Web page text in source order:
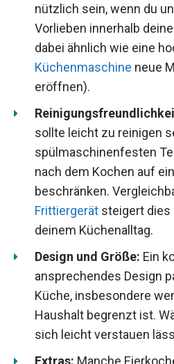
nützlich sein, wenn du
Vorlieben innerhalb
dabei ähnlich wie eine
Küchenmaschine neue
eröffnen).
sollte leicht zu reinigen
spülmaschinenfesten
nach dem Kochen auf
beschränken.
Frittiergerät steigert dies
deinem Küchenalltag.
Design und Größe: Ein
ansprechendes Design
Küche, insbesondere
Haushalt begrenzt ist.
sich leicht verstauen
Extras: Manche